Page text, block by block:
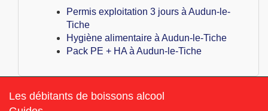
Permis exploitation 3 jours à Audun-le-
Tiche
Hygiène alimentaire à Audun-le-Tiche
Pack PE + HA à Audun-le-Tiche
Les débitants de boissons alcool